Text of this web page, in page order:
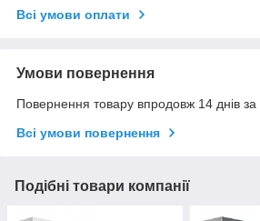
Всі умови оплати
Умови повернення
Повернення товару впродовж 14 днів за
Всі умови повернення
Подібні товари компанії